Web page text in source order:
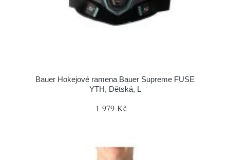
Bauer Hokejové ramena Bauer Supreme FUSE
YTH, Dětská, L
1 979 Kč